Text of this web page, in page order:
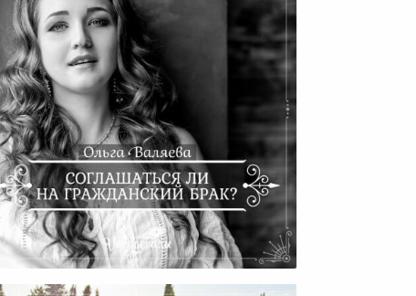
Особенности Гражданского
Брака И Стоит Ли На Него
Соглашаться?